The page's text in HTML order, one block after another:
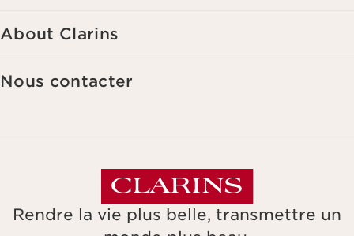
About Clarins
Nous contacter
Rendre la vie plus belle, transmettre un